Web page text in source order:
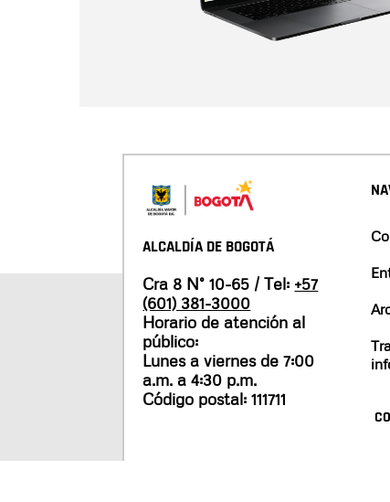
ALCALDÍA DE BOGOTÁ
Cra 8 N° 10-65 / Tel: +57
(601) 381-3000
Horario de atención al
público:
Lunes a viernes de 7:00
a.m. a 4:30 p.m.
Código postal: 111711